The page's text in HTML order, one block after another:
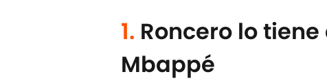
1. Roncero lo
Mbappé